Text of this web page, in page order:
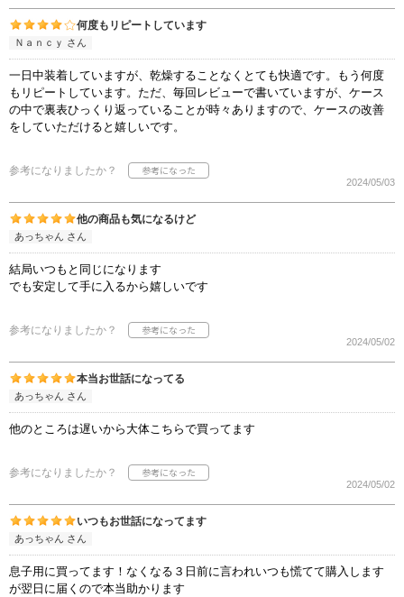
何度もリピートしています
Ｎａｎｃｙ さん
一日中装着していますが、乾燥することなくとても快適です。もう何度
もリピートしています。ただ、毎回レビューで書いていますが、ケース
の中で裏表ひっくり返っていることが時々ありますので、ケースの改善
をしていただけると嬉しいです。
参考になりましたか？
2024/05/03
他の商品も気になるけど
あっちゃん さん
結局いつもと同じになります
でも安定して手に入るから嬉しいです
参考になりましたか？
2024/05/02
本当お世話になってる
あっちゃん さん
他のところは遅いから大体こちらで買ってます
参考になりましたか？
2024/05/02
いつもお世話になってます
あっちゃん さん
息子用に買ってます！なくなる３日前に言われいつも慌てて購入します
が翌日に届くので本当助かります